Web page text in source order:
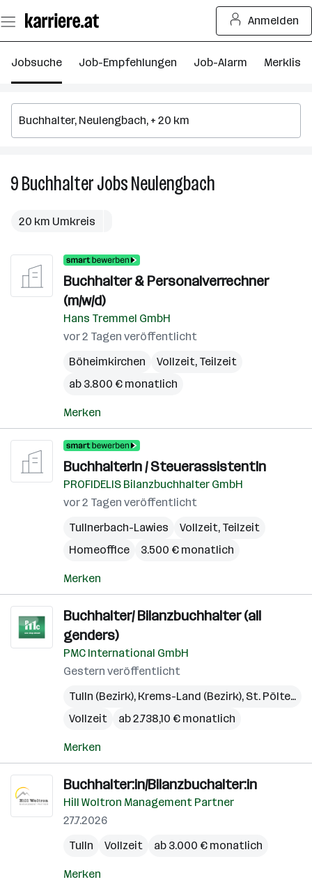
Seiteninhalt
springen
Anmelden
Jobsuche Job-Empfehlungen Job-Alarm Merkliste
9BuchhalterJobsNeulengbach
20 km Umkreis
Buchhalter & Personalverrechner
(m/w/d)
Hans Tremmel GmbH
vor 2 Tagen veröffentlicht
Böheimkirchen
Vollzeit, Teilzeit
ab 3.800 € monatlich
Merken
BuchhalterIn / SteuerassistentIn
PROFIDELIS Bilanzbuchhalter GmbH
vor 2 Tagen veröffentlicht
Tullnerbach-Lawies
Vollzeit, Teilzeit
Homeoffice
3.500 € monatlich
Merken
Buchhalter/ Bilanzbuchhalter (all
genders)
PMC International GmbH
Gestern veröffentlicht
Tulln (Bezirk), Krems-Land (Bezirk), St. Pölten-Land (Bezirk)
Vollzeit
ab 2.738,10 € monatlich
Merken
Buchhalter:in/Bilanzbuchalter:in
Hill Woltron Management Partner
27.7.2026
Tulln
Vollzeit ab 3.000 € monatlich
Merken